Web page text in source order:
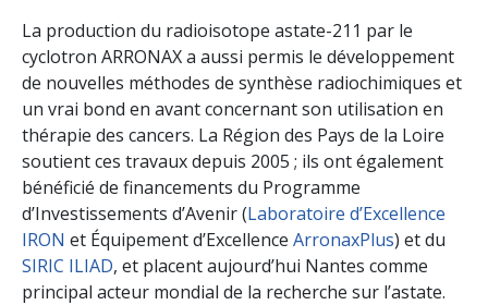
La production du radioisotope astate-211 par le
cyclotron ARRONAX a aussi permis le développement
de nouvelles méthodes de synthèse radiochimiques et
un vrai bond en avant concernant son utilisation en
thérapie des cancers. La Région des Pays de la Loire
soutient ces travaux depuis 2005 ; ils ont également
bénéficié de financements du Programme
d’Investissements d’Avenir (Laboratoire d’Excellence
IRON et Équipement d’Excellence ArronaxPlus) et du
SIRIC ILIAD, et placent aujourd’hui Nantes comme
principal acteur mondial de la recherche sur l’astate.